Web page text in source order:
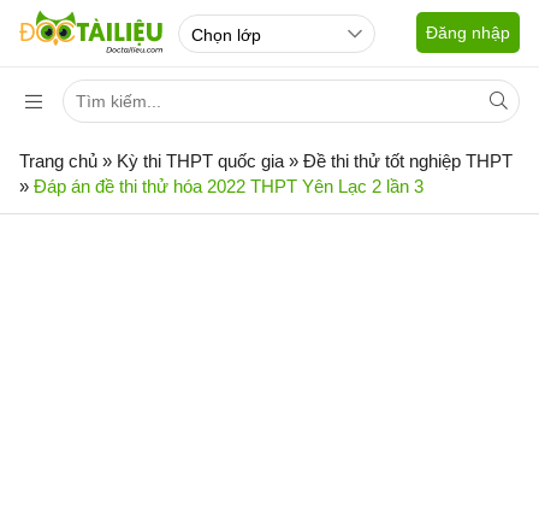
Đăng nhập
Trang chủ » Kỳ thi THPT quốc gia » Đề thi thử tốt nghiệp THPT
» Đáp án đề thi thử hóa 2022 THPT Yên Lạc 2 lần 3